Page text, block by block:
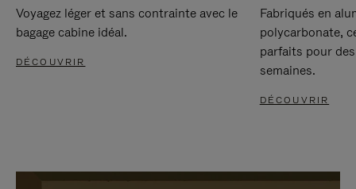
Voyagez léger et sans contrainte avec le
bagage cabine idéal.
DÉCOUVRIR
Fabriqués en
polycarbonate,
parfaits pour
semaines.
DÉCOUVRIR